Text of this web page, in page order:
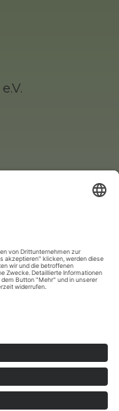
erst
für Notfälle!)
e.V